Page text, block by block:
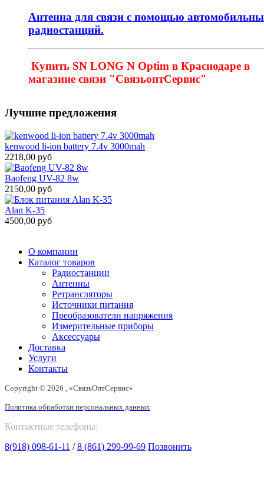
Антенна для связи с помощью
радиостанций.
Купить SN LONG N Optim в Краснодаре в
магазине связи "СвязьоптСервис"
Лучшие предложения
kenwood li-ion battery 7.4v 3000mah
2218,00 руб
Baofeng UV-82 8w
2150,00 руб
Alan K-35
4500,00 руб
О компании
Каталог товаров
Радиостанции
Антенны
Ретрансляторы
Источники питания
Преобразователи напряжения
Измерительные приборы
Аксессуары
Доставка
Услуги
Контакты
Copyright © 2026 , «СвязьОптСервис»
Политика обработки персональных данных
Контактные телефоны:
8(918) 098-61-11 /8 (861) 299-99-69 Позвонить